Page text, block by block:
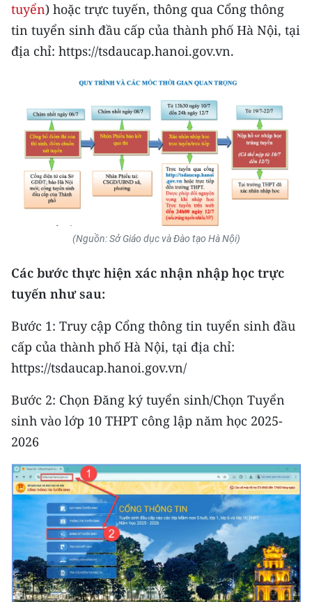
RADIO
MEDIA CENTER
E-Magazine
Video
Media Chính trị
Media Kinh tế
Media Văn hóa
Media Xã hội
Media Pháp luật
Media Du lịch
Media Thế giới
Media Thể thao
Media Giáo dục
Media Y tế
Media Môi trường
Infographic
TIN MỚI
tuyển) hoặc trực tuyến, thông qua Cổng thông
tin tuyển sinh đầu cấp của thành phố Hà Nội, tại
địa chỉ: https://tsdaucap.hanoi.gov.vn.
(Nguồn: Sở Giáo dục và Đào tạo Hà Nội)
Các bước thực hiện xác nhận nhập học trực
tuyến như sau:
Bước 1: Truy cập Cổng thông tin tuyển sinh đầu
cấp của thành phố Hà Nội, tại địa chỉ:
https://tsdaucap.hanoi.gov.vn/
Bước 2: Chọn Đăng ký tuyển sinh/Chọn Tuyển
sinh vào lớp 10 THPT công lập năm học 2025-
2026